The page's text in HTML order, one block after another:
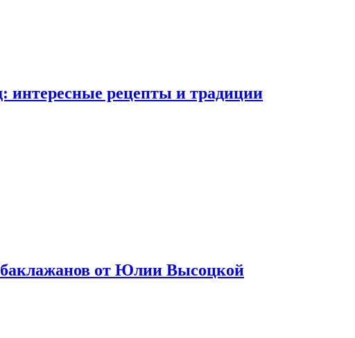
интересные рецепты и традиции
от Юлии Высоцкой